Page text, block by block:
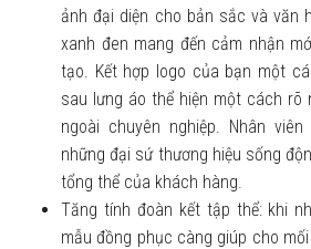
ảnh đại diện cho bản sắc và văn
xanh đen mang đến cảm nhận
tạo. Kết hợp logo của bạn một
sau lưng áo thể hiện một cách rõ
ngoài chuyên nghiệp. Nhân
những đại sứ thương hiệu sống
tổng thể của khách hàng.
Tăng tính đoàn kết tập thể: khi
mẫu đồng phục càng giúp cho